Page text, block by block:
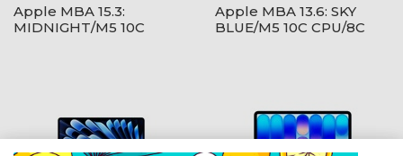
Apple MBA 15.3:
MIDNIGHT/M5 10C
Apple MBA 13.6: SKY
BLUE/M5 10C CPU/8C